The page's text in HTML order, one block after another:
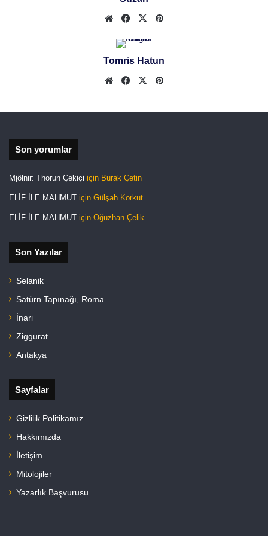
We
site
si
Fa
X
Tomris Hatun
We
Fa
X
Son yorumlar
Mjölnir: Thorun Çekiçi için Burak Çetin
ELİF İLE MAHMUT için Gülşah Korkut
ELİF İLE MAHMUT için Oğuzhan Çelik
Son Yazılar
Selanik
Satürn Tapınağı, Roma
İnari
Ziggurat
Antakya
Sayfalar
Gizlilik Politikamız
Hakkımızda
İletişim
Mitolojiler
Yazarlık Başvurusu